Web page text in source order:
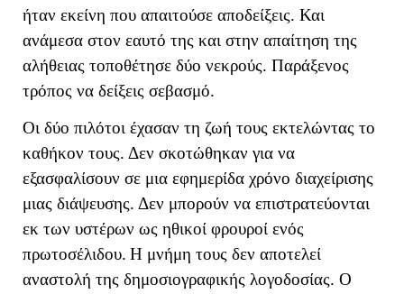
ήταν εκείνη που απαιτούσε αποδείξεις. Και
ανάμεσα στον εαυτό της και στην απαίτηση της
αλήθειας τοποθέτησε δύο νεκρούς. Παράξενος
τρόπος να δείξεις σεβασμό.
Οι δύο πιλότοι έχασαν τη ζωή τους εκτελώντας το
καθήκον τους. Δεν σκοτώθηκαν για να
εξασφαλίσουν σε μια εφημερίδα χρόνο διαχείρισης
μιας διάψευσης. Δεν μπορούν να επιστρατεύονται
εκ των υστέρων ως ηθικοί φρουροί ενός
πρωτοσέλιδου. Η μνήμη τους δεν αποτελεί
αναστολή της δημοσιογραφικής λογοδοσίας. Ο